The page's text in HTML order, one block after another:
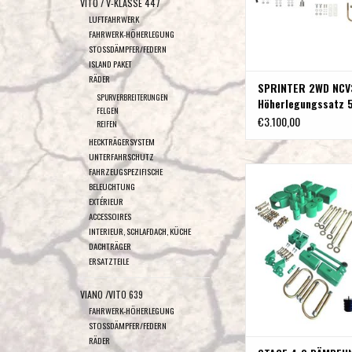
VITO / V-KLASSE 447
LUFTFAHRWERK
FAHRWERK-HÖHERLEGUNG
STOSSDÄMPFER/FEDERN
ISLAND PAKET
RÄDER
SPURVERBREITERUNGEN
FELGEN
REIFEN
HECKTRÄGERSYSTEM
UNTERFAHRSCHUTZ
FAHRZEUGSPEZIFISCHE
BELEUCHTUNG
EXTÉRIEUR
ACCESSOIRES
INTERIEUR, SCHLAFDACH, KÜCHE
DACHTRÄGER
ERSATZTEILE
VIANO /VITO 639
FAHRWERK-HÖHERLEGUNG
STOSSDÄMPFER/FEDERN
RÄDER
SPRINTER 2WD
Höherlegungssatz
€3.100,00
906/NCV3 2WD
einzelbereift von VAN
ZUM WARENKORB